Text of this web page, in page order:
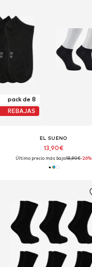
pack de 8
REBAJAS
EL SUENO
13,90€
Último precio más bajo:18,90€-26%